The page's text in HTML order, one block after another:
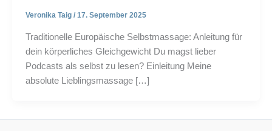
Veronika Taig / 17. September 2025
Traditionelle Europäische Selbstmassage: Anleitung für
dein körperliches Gleichgewicht Du magst lieber
Podcasts als selbst zu lesen? Einleitung Meine
absolute Lieblingsmassage […]